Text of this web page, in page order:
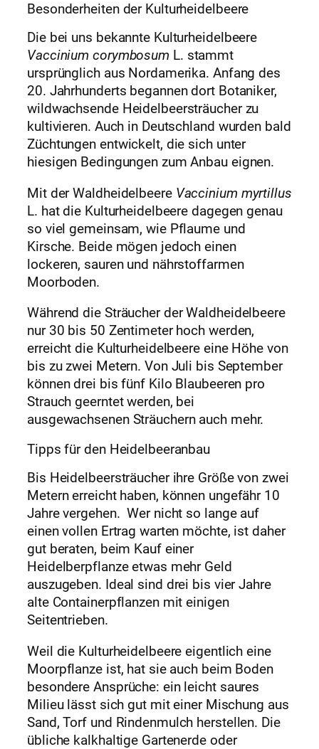
Besonderheiten der Kulturheidelbeere
Die bei uns bekannte Kulturheidelbeere
Vaccinium corymbosum L. stammt
ursprünglich aus Nordamerika. Anfang des
20. Jahrhunderts begannen dort Botaniker,
wildwachsende Heidelbeersträucher zu
kultivieren. Auch in Deutschland wurden bald
Züchtungen entwickelt, die sich unter
hiesigen Bedingungen zum Anbau eignen.
Mit der Waldheidelbeere Vaccinium myrtillus
L. hat die Kulturheidelbeere dagegen genau
so viel gemeinsam, wie Pflaume und
Kirsche. Beide mögen jedoch einen
lockeren, sauren und nährstoffarmen
Moorboden.
Während die Sträucher der Waldheidelbeere
nur 30 bis 50 Zentimeter hoch werden,
erreicht die Kulturheidelbeere eine Höhe von
bis zu zwei Metern. Von Juli bis September
können drei bis fünf Kilo Blaubeeren pro
Strauch geerntet werden, bei
ausgewachsenen Sträuchern auch mehr.
Tipps für den Heidelbeeranbau
Bis Heidelbeersträucher ihre Größe von zwei
Metern erreicht haben, können ungefähr 10
Jahre vergehen. Wer nicht so lange auf
einen vollen Ertrag warten möchte, ist daher
gut beraten, beim Kauf einer
Heidelberpflanze etwas mehr Geld
auszugeben. Ideal sind drei bis vier Jahre
alte Containerpflanzen mit einigen
Seitentrieben.
Weil die Kulturheidelbeere eigentlich eine
Moorpflanze ist, hat sie auch beim Boden
besondere Ansprüche: ein leicht saures
Milieu lässt sich gut mit einer Mischung aus
Sand, Torf und Rindenmulch herstellen. Die
übliche kalkhaltige Gartenerde oder